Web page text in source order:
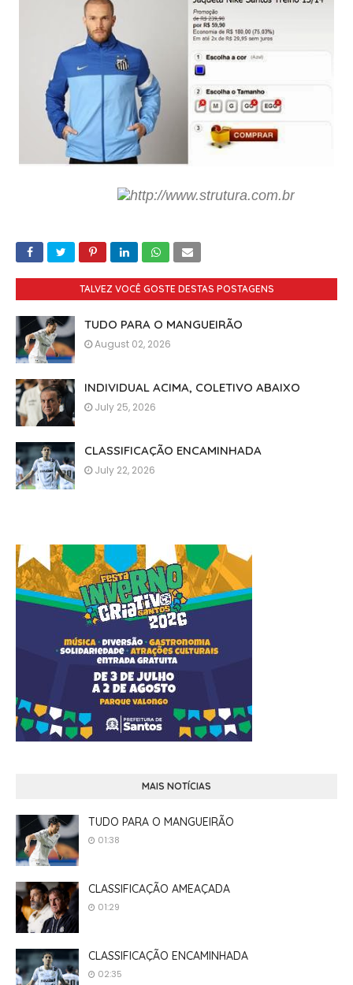
TALVEZ VOCÊ GOSTE DESTAS POSTAGENS
TUDO PARA O MANGUEIRÃO
August 02, 2026
INDIVIDUAL ACIMA, COLETIVO ABAIXO
July 25, 2026
CLASSIFICAÇÃO ENCAMINHADA
July 22, 2026
MAIS NOTÍCIAS
TUDO PARA O MANGUEIRÃO
01:38
CLASSIFICAÇÃO AMEAÇADA
01:29
CLASSIFICAÇÃO ENCAMINHADA
02:35